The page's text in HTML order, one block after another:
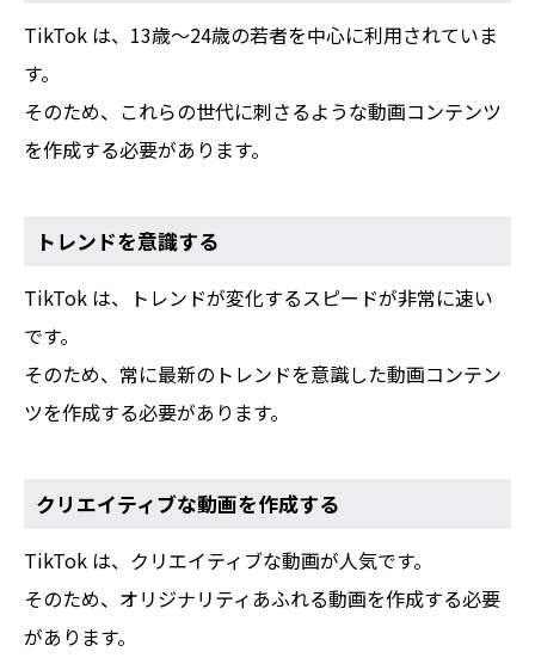
TikTok は、13歳～24歳の若者を中心に利用されていま
す。
そのため、これらの世代に刺さるような動画コンテンツ
を作成する必要があります。
トレンドを意識する
TikTok は、トレンドが変化するスピードが非常に速い
です。
そのため、常に最新のトレンドを意識した動画コンテン
ツを作成する必要があります。
クリエイティブな動画を作成する
TikTok は、クリエイティブな動画が人気です。
そのため、オリジナリティあふれる動画を作成する必要
があります。